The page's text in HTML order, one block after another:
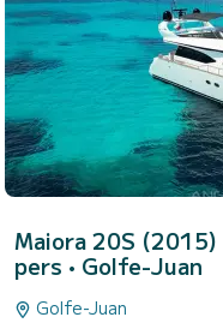
Maiora 20S (2015)
pers • Golfe-Juan
Golfe-Juan